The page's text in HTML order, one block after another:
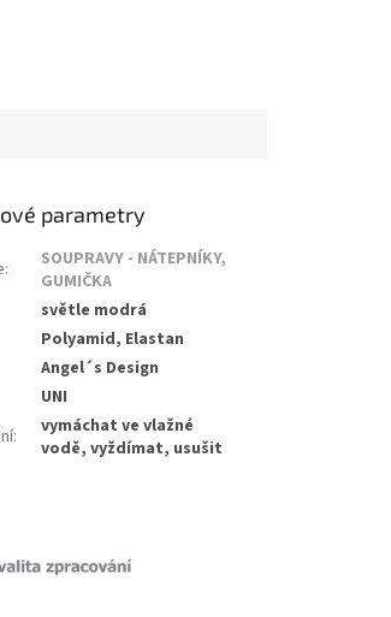
parametry
:
SOUPRAVY - NÁTEPNÍKY,
GUMIČKA
světle modrá
Polyamid, Elastan
Angel´s Design
UNI
:
vymáchat ve vlažné
vodě, vyždímat, usušit